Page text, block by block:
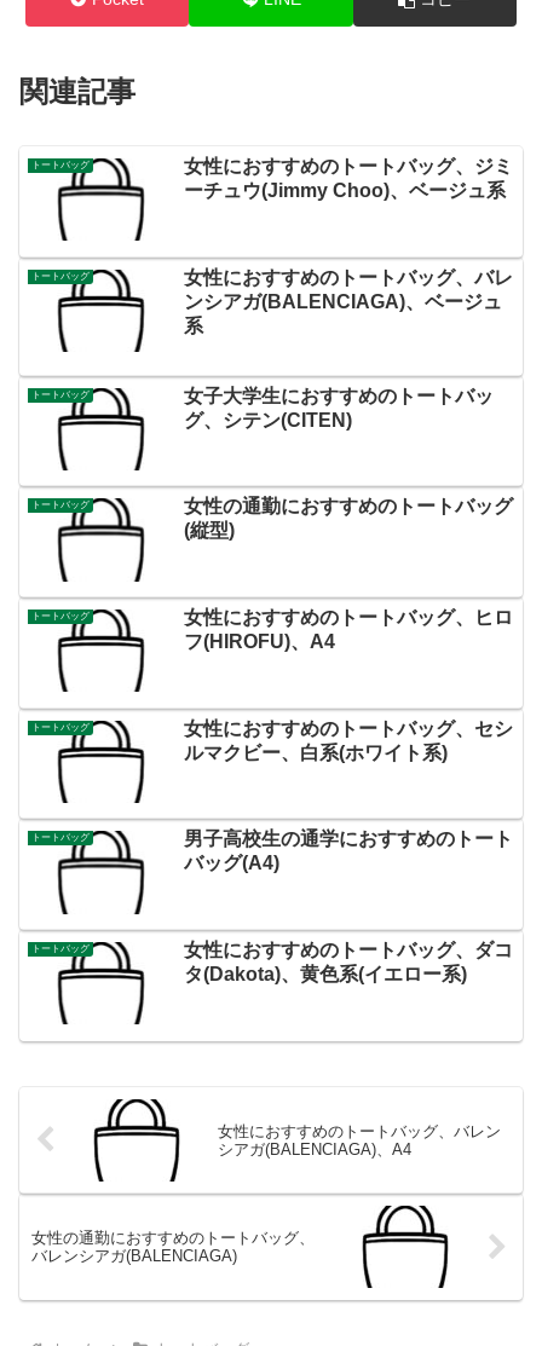
関連記事
トートバッグ
女性におすすめのトートバッグ、ジミ
ーチュウ(Jimmy Choo)、ベージュ系
トートバッグ
女性におすすめのトートバッグ、バレ
ンシアガ(BALENCIAGA)、ベージュ
系
トートバッグ
女子大学生におすすめのトートバッ
グ、シテン(CITEN)
トートバッグ
女性の通勤におすすめのトートバッグ
(縦型)
トートバッグ
女性におすすめのトートバッグ、ヒロ
フ(HIROFU)、A4
トートバッグ
女性におすすめのトートバッグ、セシ
ルマクビー、白系(ホワイト系)
トートバッグ
男子高校生の通学におすすめのトート
バッグ(A4)
トートバッグ
女性におすすめのトートバッグ、ダコ
タ(Dakota)、黄色系(イエロー系)
女性におすすめのトートバッグ、バレン
シアガ(BALENCIAGA)、A4
女性の通勤におすすめのトートバッグ、
バレンシアガ(BALENCIAGA)